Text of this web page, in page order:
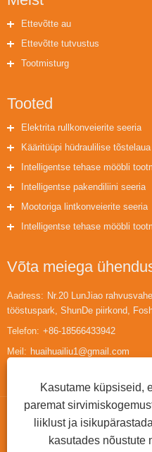
Ettevõtte au
Ettevõtte tutvustus
Tootmisturg
Tooted
Elektrita rullkonveierite seeria
Kääritüüpi hüdraulilise
Intelligentse tehase mööbli
Intelligentse pakendiliini seeria
Mootoriga lintkonveierite seeria
Intelligentse tehase mööbli
Võta meiega
Aadress: Nr.20 LunJiao
tööstuspark, ShunDe piirkond,
Telefon: +86-18566433942
Meil: huaihuailiu1@gmail.com
Autoriõigus © 2022 Guangdong
rullkonveieriliin, E-tüüpi tõstelaud,
Kasutame küpsiseid,
paremat
liiklust ja
kasutades nõustute